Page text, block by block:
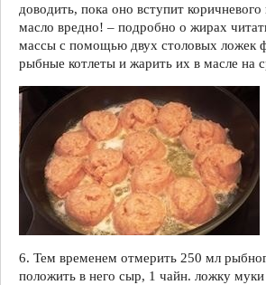
доводить, пока оно вступит
масло вредно! – подробно о жирах
массы с помощью двух столовых ложек
рыбные котлеты и жарить их в масле на
6. Тем временем отмерить 250 мл
положить в него сыр, 1 чайн. ложку